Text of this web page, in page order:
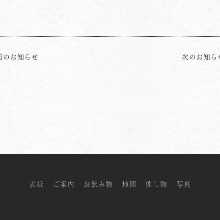
のお知らせ 次のお知ら
表紙 ご案内 お飲み物 地図 催し物 写真